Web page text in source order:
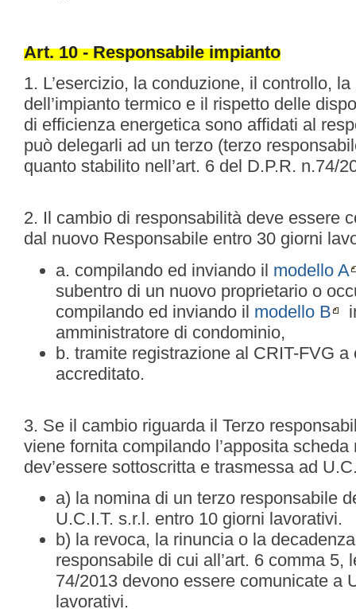
Art. 10 - Responsabile impianto
1. L’esercizio, la conduzione, il controllo,
dell’impianto termico e il rispetto delle
di efficienza energetica sono affidati al
può delegarli ad un terzo (terzo
quanto stabilito nell’art. 6 del D.P.R. n.74/
2. Il cambio di responsabilità deve essere
dal nuovo Responsabile entro 30 giorni
a. compilando ed inviando il modello A
subentro di un nuovo proprietario o
compilando ed inviando il modello B
amministratore di condominio,
b. tramite registrazione al CRIT-FVG a
accreditato.
3. Se il cambio riguarda il Terzo
viene fornita compilando l’apposita
dev’essere sottoscritta e trasmessa ad
a) la nomina di un terzo responsabile
U.C.I.T. s.r.l. entro 10 giorni lavorativi.
b) la revoca, la rinuncia o la
responsabile di cui all’art. 6 comma 5,
74/2013 devono essere comunicate a
lavorativi.